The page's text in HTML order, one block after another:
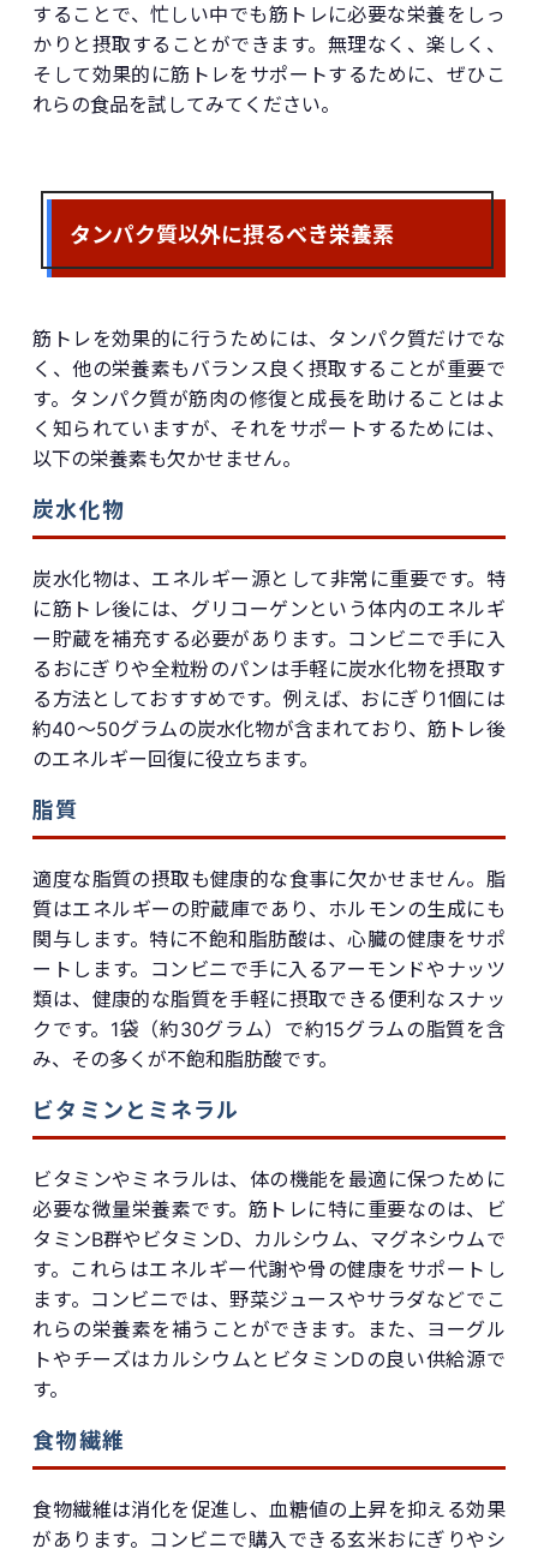
することで、忙しい中でも筋トレに必要な栄養をしっ
かりと摂取することができます。無理なく、楽しく、
そして効果的に筋トレをサポートするために、ぜひこ
れらの食品を試してみてください。
タンパク質以外に摂るべき栄養素
筋トレを効果的に行うためには、タンパク質だけでな
く、他の栄養素もバランス良く摂取することが重要で
す。タンパク質が筋肉の修復と成長を助けることはよ
く知られていますが、それをサポートするためには、
以下の栄養素も欠かせません。
炭水化物
炭水化物は、エネルギー源として非常に重要です。特
に筋トレ後には、グリコーゲンという体内のエネルギ
ー貯蔵を補充する必要があります。コンビニで手に入
るおにぎりや全粒粉のパンは手軽に炭水化物を摂取す
る方法としておすすめです。例えば、おにぎり1個には
約40〜50グラムの炭水化物が含まれており、筋トレ後
のエネルギー回復に役立ちます。
脂質
適度な脂質の摂取も健康的な食事に欠かせません。脂
質はエネルギーの貯蔵庫であり、ホルモンの生成にも
関与します。特に不飽和脂肪酸は、心臓の健康をサポ
ートします。コンビニで手に入るアーモンドやナッツ
類は、健康的な脂質を手軽に摂取できる便利なスナッ
クです。1袋（約30グラム）で約15グラムの脂質を含
み、その多くが不飽和脂肪酸です。
ビタミンとミネラル
ビタミンやミネラルは、体の機能を最適に保つために
必要な微量栄養素です。筋トレに特に重要なのは、ビ
タミンB群やビタミンD、カルシウム、マグネシウムで
す。これらはエネルギー代謝や骨の健康をサポートし
ます。コンビニでは、野菜ジュースやサラダなどでこ
れらの栄養素を補うことができます。また、ヨーグル
トやチーズはカルシウムとビタミンDの良い供給源で
す。
食物繊維
食物繊維は消化を促進し、血糖値の上昇を抑える効果
があります。コンビニで購入できる玄米おにぎりやシ